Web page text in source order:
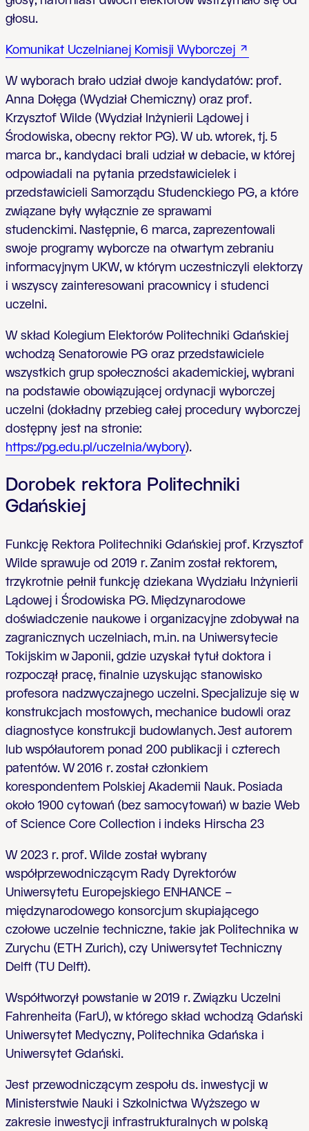
głosu.
Komunikat Uczelnianej Komisji Wyborczej
W wyborach brało udział dwoje kandydatów: prof.
Anna Dołęga (Wydział Chemiczny) oraz prof.
Krzysztof Wilde (Wydział Inżynierii Lądowej i
Środowiska, obecny rektor PG). W ub. wtorek, tj. 5
marca br., kandydaci brali udział w debacie, w której
odpowiadali na pytania przedstawicielek i
przedstawicieli Samorządu Studenckiego PG, a które
związane były wyłącznie ze sprawami
studenckimi. Następnie, 6 marca, zaprezentowali
swoje programy wyborcze na otwartym zebraniu
informacyjnym UKW, w którym uczestniczyli elektorzy
i wszyscy zainteresowani pracownicy i studenci
uczelni.
W skład Kolegium Elektorów Politechniki Gdańskiej
wchodzą Senatorowie PG oraz przedstawiciele
wszystkich grup społeczności akademickiej, wybrani
na podstawie obowiązującej ordynacji wyborczej
uczelni (dokładny przebieg całej procedury wyborczej
dostępny jest na stronie:
https://pg.edu.pl/uczelnia/wybory).
Dorobek rektora Politechniki
Gdańskiej
Funkcję Rektora Politechniki Gdańskiej prof. Krzysztof
Wilde sprawuje od 2019 r. Zanim został rektorem,
trzykrotnie pełnił funkcję dziekana Wydziału Inżynierii
Lądowej i Środowiska PG. Międzynarodowe
doświadczenie naukowe i organizacyjne zdobywał na
zagranicznych uczelniach, m.in. na Uniwersytecie
Tokijskim w Japonii, gdzie uzyskał tytuł doktora i
rozpoczął pracę, finalnie uzyskując stanowisko
profesora nadzwyczajnego uczelni. Specjalizuje się w
konstrukcjach mostowych, mechanice budowli oraz
diagnostyce konstrukcji budowlanych. Jest autorem
lub współautorem ponad 200 publikacji i czterech
patentów. W 2016 r. został członkiem
korespondentem Polskiej Akademii Nauk. Posiada
około 1900 cytowań (bez samocytowań) w bazie Web
of Science Core Collection i indeks Hirscha 23
W 2023 r. prof. Wilde został wybrany
współprzewodniczącym Rady Dyrektorów
Uniwersytetu Europejskiego ENHANCE –
międzynarodowego konsorcjum skupiającego
czołowe uczelnie techniczne, takie jak Politechnika w
Zurychu (ETH Zurich), czy Uniwersytet Techniczny
Delft (TU Delft).
Współtworzył powstanie w 2019 r. Związku Uczelni
Fahrenheita (FarU), w którego skład wchodzą Gdański
Uniwersytet Medyczny, Politechnika Gdańska i
Uniwersytet Gdański.
Jest przewodniczącym zespołu ds. inwestycji w
Ministerstwie Nauki i Szkolnictwa Wyższego w
zakresie inwestycji infrastrukturalnych w polską